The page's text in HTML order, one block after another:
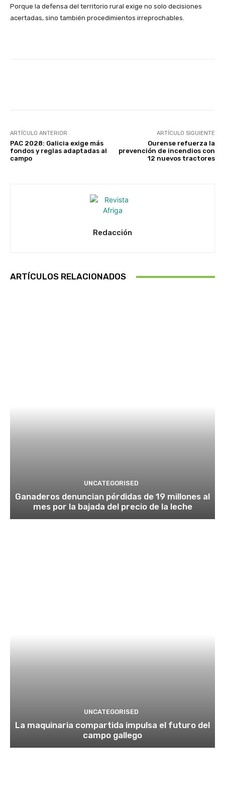
Porque la defensa del territorio rural exige no solo decisiones
acertadas, sino también procedimientos irreprochables.
ARTÍCULO ANTERIOR
PAC 2028: Galicia exige más
fondos y reglas adaptadas al
campo
ARTÍCULO SIGUIENTE
Ourense refuerza la
prevención de incendios con
12 nuevos tractores
Redacción
ARTÍCULOS RELACIONADOS
UNCATEGORISED
Ganaderos denuncian pérdidas de 19 millones al
mes por la bajada del precio de la leche
UNCATEGORISED
La maquinaria compartida impulsa el futuro del
campo gallego